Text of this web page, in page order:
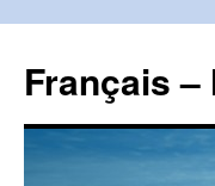
Français –